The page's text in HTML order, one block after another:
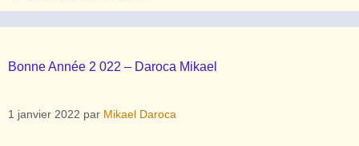
Bonne Année 2 022 – Daroca Mikael
1 janvier 2022 par Mikael Daroca